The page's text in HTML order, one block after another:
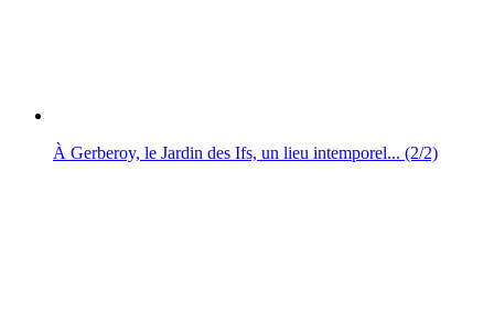
À Gerberoy, le Jardin des Ifs, un lieu intemporel... (2/2)